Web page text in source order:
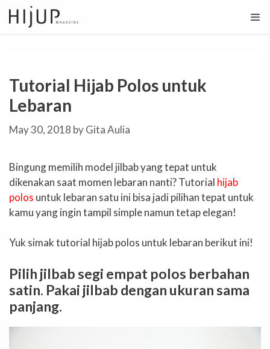
Skip
to
content
Tutorial Hijab Polos untuk
Lebaran
May 30, 2018 byGita Aulia
Bingung memilih model jilbab yang tepat untuk
dikenakan saat momen lebaran nanti? Tutorial hijab
polos untuk lebaran satu ini bisa jadi pilihan tepat untuk
kamu yang ingin tampil simple namun tetap elegan!
Yuk simak tutorial hijab polos untuk lebaran berikut ini!
Pilih jilbab segi empat polos berbahan
satin. Pakai jilbab dengan ukuran sama
panjang.